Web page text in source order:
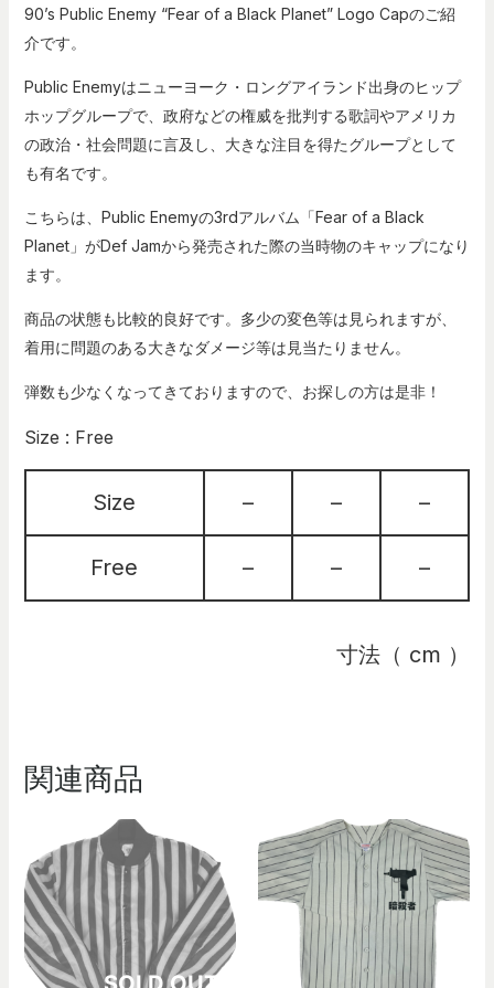
90’s Public Enemy “Fear of a Black Planet” Logo Capのご紹
介です。
Public Enemyはニューヨーク・ロングアイランド出身のヒップ
ホップグループで、政府などの権威を批判する歌詞やアメリカ
の政治・社会問題に言及し、大きな注目を得たグループとして
も有名です。
こちらは、 Public Enemyの3rdアルバム「Fear of a Black
Planet」がDef Jamから発売された際の当時物のキャップになり
ます。
商品の状態も比較的良好です。多少の変色等は見られますが、
着用に問題のある大きなダメージ等は見当たりません。
弾数も少なくなってきておりますので、お探しの方は是非！
Size : Free
Size – – –
Free – – –
寸法（ cm ）
関連商品